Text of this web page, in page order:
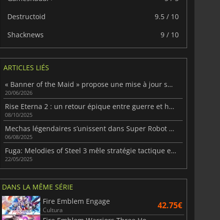
WARHAMMER 3
15.48
Lies Of P
Destructoid
9.5 / 10
Shacknews
9 / 10
ARTICLES LIÉS
« Banner of the Maid » propose une mise à jour surprise avec une version japonaise doublée
20/06/2026
Rise Eterna 2 : un retour épique entre guerre et héritage tactique
08/10/2025
Mechas légendaires s’unissent dans Super Robot Wars Y
06/08/2025
Fuga: Melodies of Steel 3 mêle stratégie tactique et narration émotive
22/05/2025
DANS LA MÊME SÉRIE
Fire Emblem Engage
Cultura 42.75€